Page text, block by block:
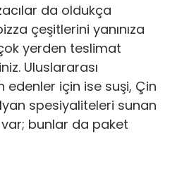
da oldukça
çeşitlerini yanınıza
yerden teslimat
Uluslararası
edenler için ise suşi, Çin
spesiyaliteleri sunan
bunlar da paket